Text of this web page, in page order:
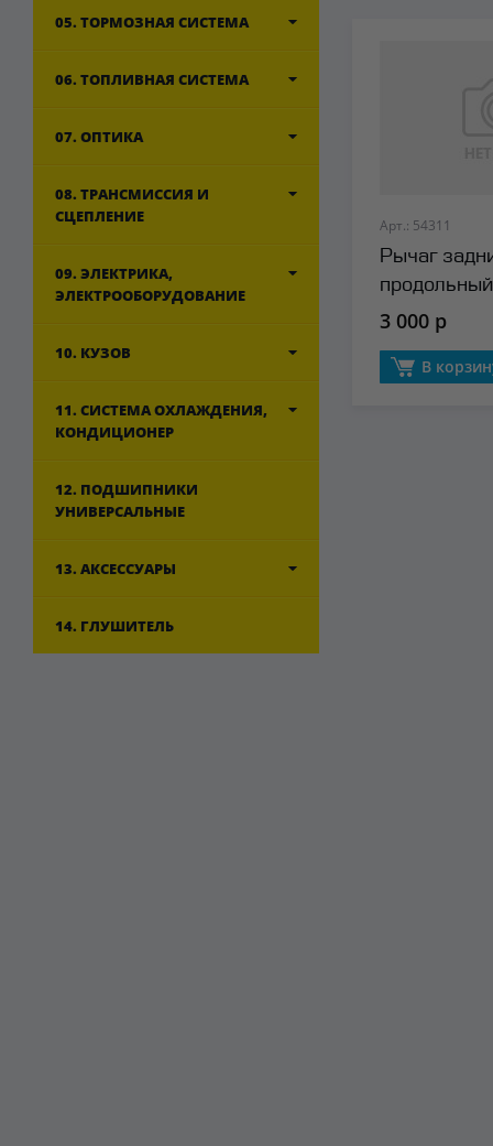
05. ТОРМОЗНАЯ СИСТЕМА
06. ТОПЛИВНАЯ СИСТЕМА
07. ОПТИКА
08. ТРАНСМИССИЯ И
СЦЕПЛЕНИЕ
09. ЭЛЕКТРИКА,
ЭЛЕКТРООБОРУДОВАНИЕ
10. КУЗОВ
11. СИСТЕМА ОХЛАЖДЕНИЯ,
КОНДИЦИОНЕР
12. ПОДШИПНИКИ
УНИВЕРСАЛЬНЫЕ
13. АКСЕССУАРЫ
14. ГЛУШИТЕЛЬ
Арт.: 54311
Рычаг
3 000 р
В